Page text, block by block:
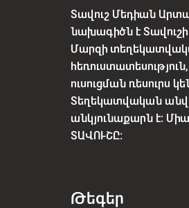
Տավուշ Մեդիան
նախագիծն է Տավուշի
Մարզի
ուսուցման ռեսուրս
Տեղեկատվական
անկյունաքարն է:
ՏԱՎՈՒՇԸ:
Թեգեր